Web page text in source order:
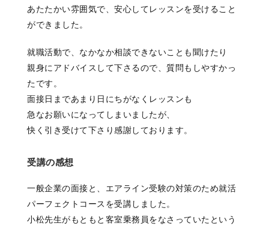
あたたかい雰囲気で、安心してレッスンを受けること
ができました。
就職活動で、なかなか相談できないことも聞けたり
親身にアドバイスして下さるので、質問もしやすかっ
たです。
面接日まであまり日にちがなくレッスンも
急なお願いになってしまいましたが、
快く引き受けて下さり感謝しております。
受講の感想
一般企業の面接と、エアライン受験の対策のため就活
パーフェクトコースを受講しました。
小松先生がもともと客室乗務員をなさっていたという